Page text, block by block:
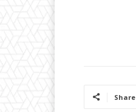
Share